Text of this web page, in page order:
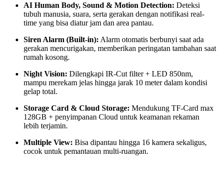
AI Human Body, Sound & Motion Detection: Deteksi
tubuh manusia, suara, serta gerakan dengan notifikasi real-
time yang bisa diatur jam dan area pantau.
Siren Alarm (Built-in): Alarm otomatis berbunyi saat ada
gerakan mencurigakan, memberikan peringatan tambahan saat
rumah kosong.
Night Vision: Dilengkapi IR-Cut filter + LED 850nm,
mampu merekam jelas hingga jarak 10 meter dalam kondisi
gelap total.
Storage Card & Cloud Storage: Mendukung TF-Card max
128GB + penyimpanan Cloud untuk keamanan rekaman
lebih terjamin.
Multiple View: Bisa dipantau hingga 16 kamera sekaligus,
cocok untuk pemantauan multi-ruangan.